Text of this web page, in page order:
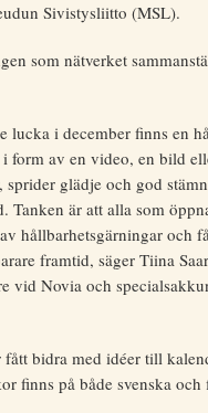
Sivistysliitto (MSL).
som nätverket
lucka i december finns en
form av en video, en bild
sprider glädje och god
Tanken är att alla som
hållbarhetsgärningar och
framtid, säger Tiina
vid Novia och
bidra med idéer till
finns på både svenska och